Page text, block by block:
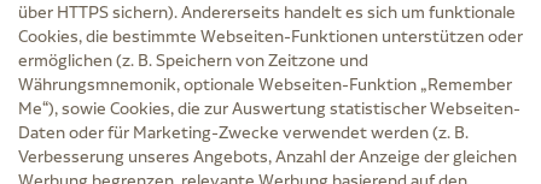
Kontakt
FAQ
AGB
Cookie-Einstellungen
Datenschutz
Erklärung zur Barrierefreiheit
Widerruf
über HTTPS sichern). Andererseits handelt es sich um funktionale
Cookies, die bestimmte Webseiten-Funktionen unterstützen oder
ermöglichen (z. B. Speichern von Zeitzone und
Währungsmnemonik, optionale Webseiten-Funktion „Remember
Me“), sowie Cookies, die zur Auswertung statistischer Webseiten-
Daten oder für Marketing-Zwecke verwendet werden (z. B.
Verbesserung unseres Angebots, Anzahl der Anzeige der gleichen
Werbung begrenzen, relevante Werbung basierend auf den